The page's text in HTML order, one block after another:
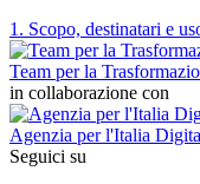
1. Scopo, destinatari e
Team per la
in collaborazione con
Agenzia per l'Italia
Seguici su